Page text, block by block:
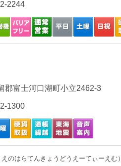
2244
郡富士河口湖町小立2462-3
1300
えのはらてんきょうどうえーてぃーえむ）